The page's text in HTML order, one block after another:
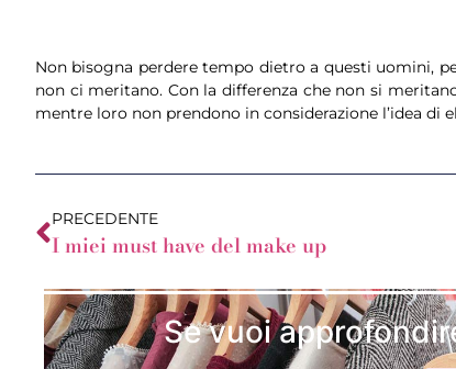
Non bisogna perdere tempo dietro a questi uomini,
non ci meritano. Con la differenza che non si
mentre loro non prendono in considerazione l’idea di
PRECEDENTE
I miei must have del make up
Se vuoi